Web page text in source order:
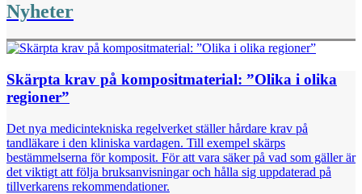
Nyheter
Skärpta krav på kompositmaterial: ”Olika i olika
regioner”
Det nya medicintekniska regelverket ställer hårdare krav på
tandläkare i den kliniska vardagen. Till exempel skärps
bestämmelserna för komposit. För att vara säker på vad som gäller är
det viktigt att följa bruksanvisningar och hålla sig uppdaterad på
tillverkarens rekommendationer.